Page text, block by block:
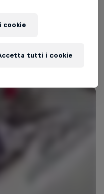
cookie
tutti i cookie